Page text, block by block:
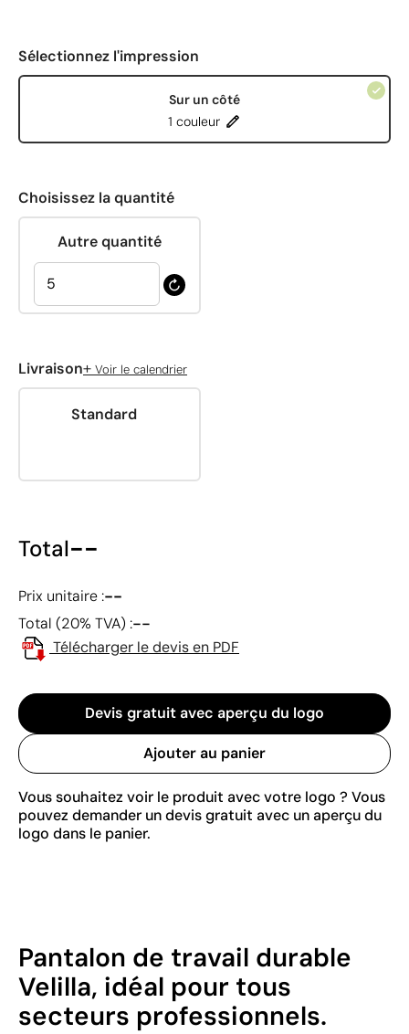
Sélectionnez l'impression
Sur un côté
1 couleur
Choisissez la quantité
Autre quantité
Livraison+ Voir le calendrier
Standard
Total--
Prix unitaire :--
Total (20% TVA) :--
Télécharger le devis en PDF
Devis gratuit avec aperçu du logo
Ajouter au panier
Vous souhaitez voir le produit avec votre logo ? Vous
pouvez demander un devis gratuit avec un aperçu du
logo dans le panier.
Pantalon de travail durable
Velilla, idéal pour tous
secteurs professionnels.